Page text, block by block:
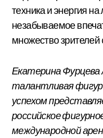
техника и энергия
незабываемое
множество зрителей
Екатерина Фурцева
талантливая
успехом
российское
международной